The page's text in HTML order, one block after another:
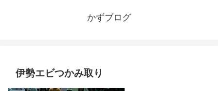
かずブログ
伊勢エビつかみ取り